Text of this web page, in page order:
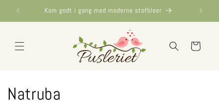
Gå til
indhold
Kom godt i gang med moderne stofbleer
Indkøbskurv
Natruba